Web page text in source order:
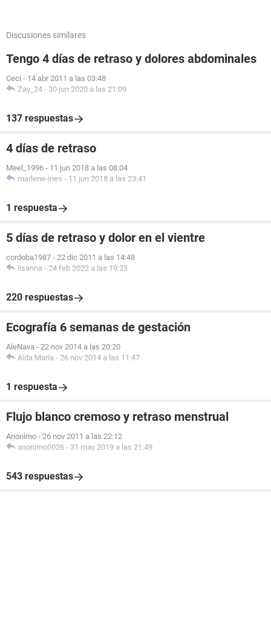
Discusiones similares
Tengo 4 días de retraso y dolores abdominales
Ceci - 14 abr 2011 a las 03:48
Zay_24 - 30 jun 2020 a las 21:09
137 respuestas
4 días de retraso
Meel_1996 - 11 jun 2018 a las 08:04
marlene-ines - 11 jun 2018 a las 23:41
1 respuesta
5 días de retraso y dolor en el vientre
cordoba1987 - 22 dic 2011 a las 14:48
lisanna - 24 feb 2022 a las 19:23
220 respuestas
Ecografía 6 semanas de gestación
AleNava - 22 nov 2014 a las 20:20
Aída María - 26 nov 2014 a las 11:47
1 respuesta
Flujo blanco cremoso y retraso menstrual
Anonimo - 26 nov 2011 a las 22:12
anonimo0026 - 31 may 2019 a las 21:49
543 respuestas